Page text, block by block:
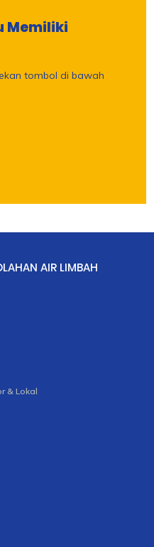
Memiliki
tombol di bawah
AIR LIMBAH
& Lokal